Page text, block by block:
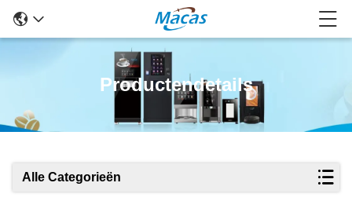
Productendetails
Alle Categorieën